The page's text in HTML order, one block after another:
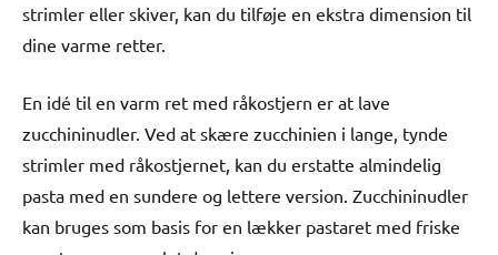
strimler eller skiver, kan du tilføje en ekstra dimension til
dine varme retter.
En idé til en varm ret med råkostjern er at lave
zucchininudler. Ved at skære zucchinien i lange, tynde
strimler med råkostjernet, kan du erstatte almindelig
pasta med en sundere og lettere version. Zucchininudler
kan bruges som basis for en lækker pastaret med friske